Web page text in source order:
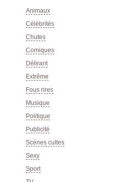
Animaux
Célébrités
Chutes
Comiques
Délirant
Extrême
Fous rires
Musique
Politique
Publicité
Scénes cultes
Sexy
Sport